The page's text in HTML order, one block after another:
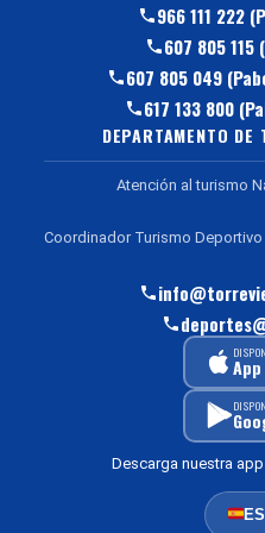
966 111 222
607 805 115
607 805 049
617 133 800
DEPARTAMENTO
Atención al turismo
Coordinador Turismo
Descarga nuestra